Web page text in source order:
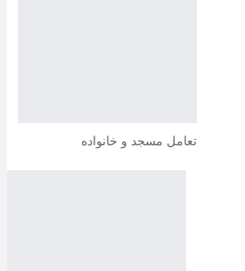
تعامل مسجد و خانواده